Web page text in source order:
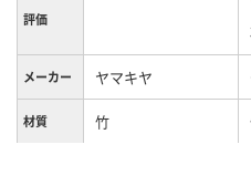
評価
メーカー ヤマキヤ
材質 竹